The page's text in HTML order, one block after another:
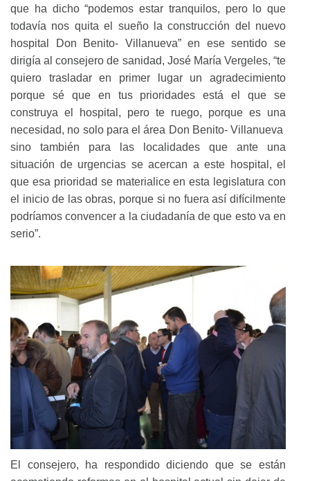
que ha dicho “podemos estar tranquilos, pero lo que
todavía nos quita el sueño la construcción del nuevo
hospital Don Benito- Villanueva” en ese sentido se
dirigía al consejero de sanidad, José María Vergeles, “te
quiero trasladar en primer lugar un agradecimiento
porque sé que en tus prioridades está el que se
construya el hospital, pero te ruego, porque es una
necesidad, no solo para el área Don Benito- Villanueva
sino también para las localidades que ante una
situación de urgencias se acercan a este hospital, el
que esa prioridad se materialice en esta legislatura con
el inicio de las obras, porque si no fuera así difícilmente
podríamos convencer a la ciudadanía de que esto va en
serio”.
El consejero, ha respondido diciendo que se están